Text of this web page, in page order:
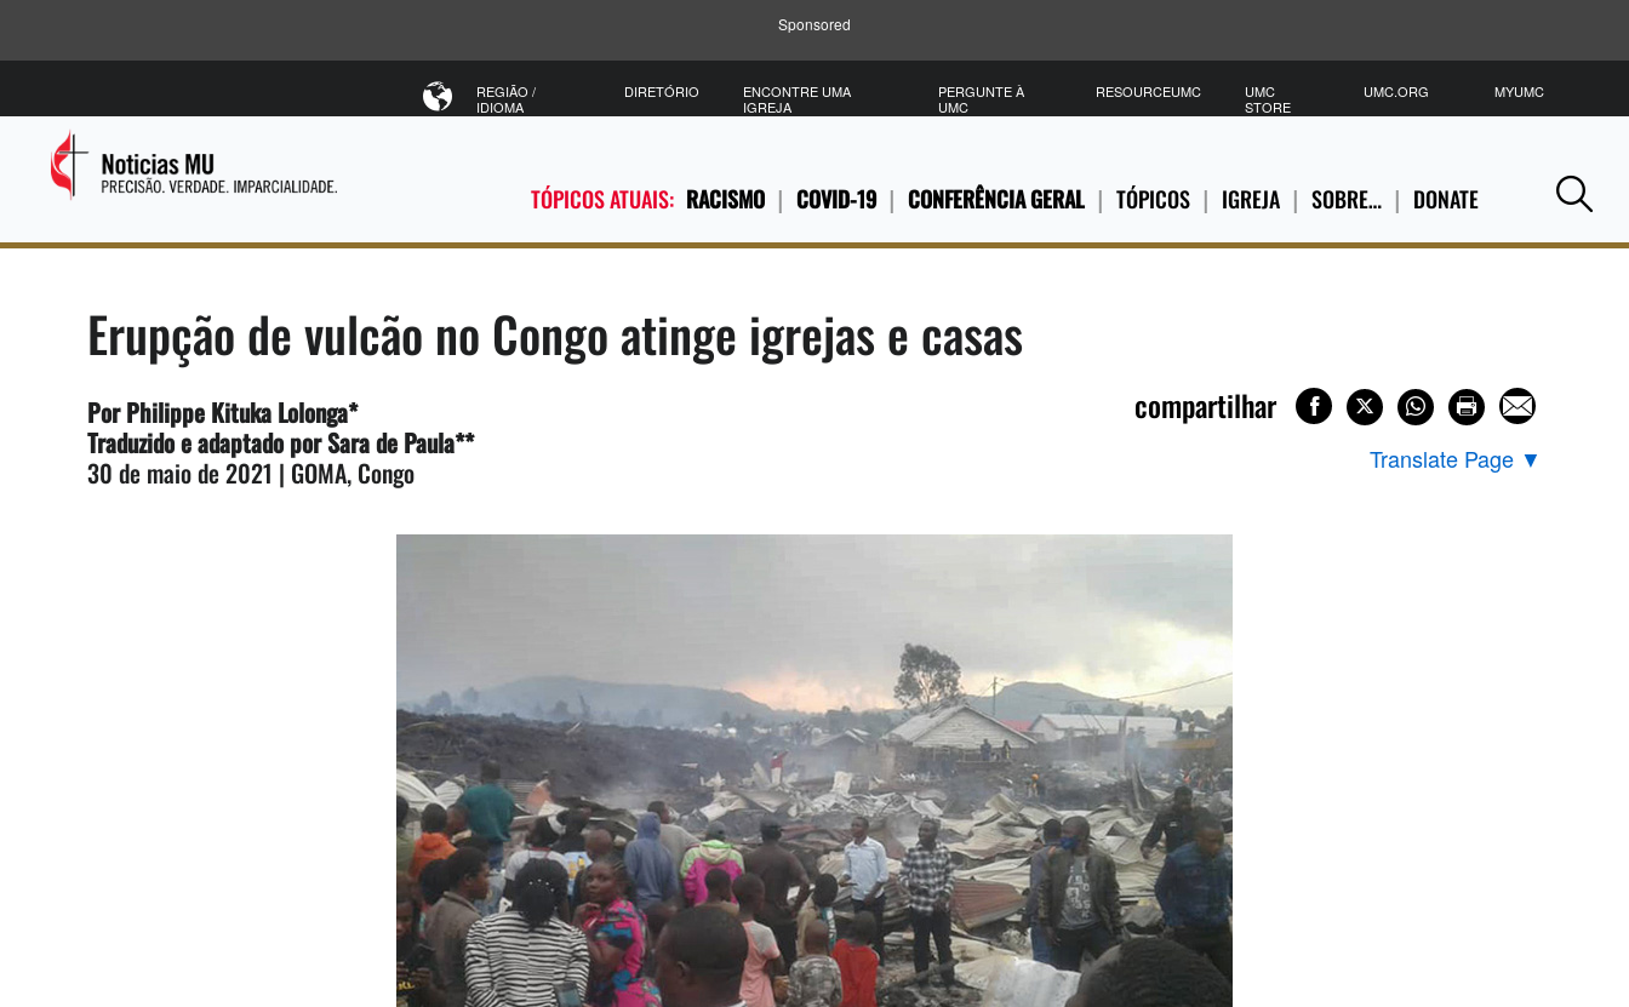
Sponsored
TÓPICOS ATUAIS: RACISMO COVID-19 CONFERÊNCIA GERAL TÓPICOS IGREJA SOBRE… DONATE
REGIÃO /
IDIOMA
DIRETÓRIO
ENCONTRE UMA
IGREJA
PERGUNTE À
UMC
RESOURCEUMC
UMC
STORE
UMC.ORG MYUMC
Erupção de vulcão no Congo atinge igrejas e casas
Por Philippe Kituka Lolonga*
Traduzido e adaptado por Sara de Paula**
30 de maio de 2021 | GOMA, Congo
compartilhar
Translate Page ▼